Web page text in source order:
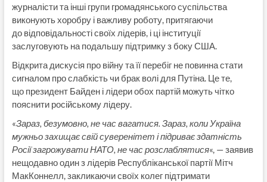
журналісти та інші групи громадянського суспільства
виконують хоробру і важливу роботу, притягаючи
до відповідальності своїх лідерів, і ці інституції
заслуговують на подальшу підтримку з боку США.
Відкрита дискусія про війну та її перебіг не повинна стати
сигналом про слабкість чи брак волі для Путіна. Це те,
що президент Байден і лідери обох партій можуть чітко
пояснити російському лідеру.
«Зараз, безумовно, не час вагатися. Зараз, коли Україна
мужньо захищає свій суверенітет і підриває здатність
Росії загрожувати НАТО, не час розслаблятися«, — заявив
нещодавно один з лідерів Республіканської партії Мітч
МакКоннелл, закликаючи своїх колег підтримати